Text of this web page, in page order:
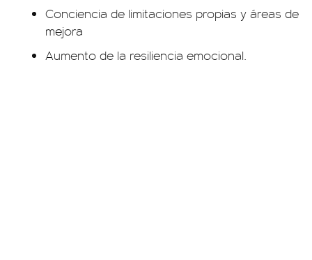
Conciencia de limitaciones propias y áreas de
mejora
Aumento de la resiliencia emocional.